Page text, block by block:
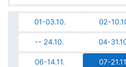
01-03.10. 02-
-- 24.10. 04-
06-14.11. 07-